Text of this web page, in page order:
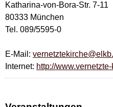
Katharina-von-Bora-Str. 7-11
80333 München
Tel. 089/5595-0
E-Mail:
Internet: http://